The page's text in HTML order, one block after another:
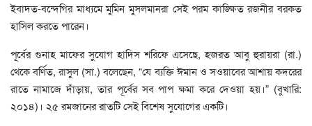
ইবাদত-বন্দেগির মাধ্যমে মুমিন মুসলমানরা সেই পরম কাঙ্ক্ষিত রজনীর বরকত
হাসিল করতে পারেন।
পূর্বের গুনাহ মাফের সুযোগ হাদিস শরিফে এসেছে, হজরত আবু হুরায়রা (রা.)
থেকে বর্ণিত, রাসুল (সা.) বলেছেন, “যে ব্যক্তি ঈমান ও সওয়াবের আশায় কদরের
রাতে নামাজে দাঁড়ায়, তার পূর্বের সব পাপ ক্ষমা করে দেওয়া হয়।” (বুখারি:
২০১৪)। ২৫ রমজানের রাতটি সেই বিশেষ সুযোগের একটি।